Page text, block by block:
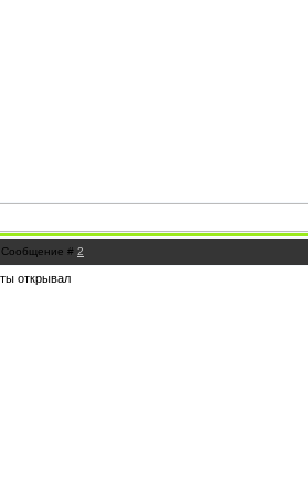
Сообщение # 2
открывал